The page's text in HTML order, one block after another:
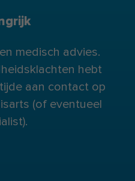
medisch advies.
hebt
aan contact op
(of eventueel